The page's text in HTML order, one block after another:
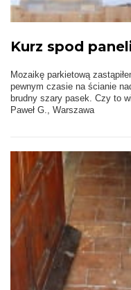
Kurz spod
Mozaikę parkietową
pewnym czasie na ścianie
brudny szary pasek. Czy to
Paweł G., Warszawa